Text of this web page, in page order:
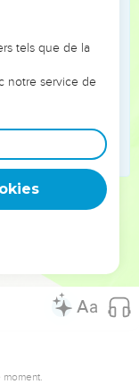
aussi, si vous
vous a précédés.
de ces actes
et vous ne
que l’on
pas impurs par
Used by permission.
tels que de la
notre service de